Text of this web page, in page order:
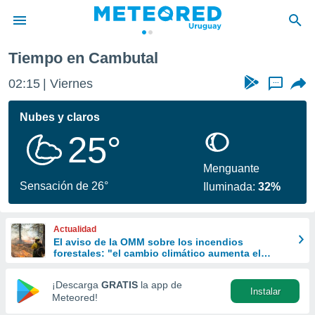
de
ha
calidad.
a este
las
y
forma
digital
basada
Tiempo en Cambutal
02:15 Viernes ...
Nubes y claros
25°
Sensación de 26°
Menguante
Iluminada:32%
Actualidad
El aviso de la OMM sobre los incendios
forestales: "el cambio climático aumenta el
¡Descarga GRATIS la app de
Meteored!
Instalar